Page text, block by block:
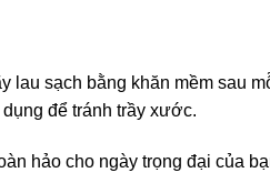
lau sạch bằng khăn mềm sau
để tránh trầy xước.
hảo cho ngày trọng đại của